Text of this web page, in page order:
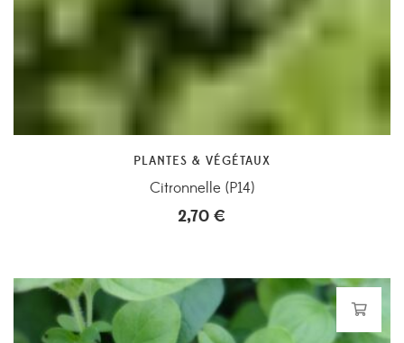
PLANTES & VÉGÉTAUX
Citronnelle (P14)
2,70 €